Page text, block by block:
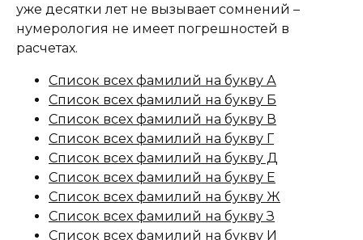
уже десятки лет не вызывает сомнений –
нумерология не имеет погрешностей в
расчетах.
Список всех фамилий на букву А
Список всех фамилий на букву Б
Список всех фамилий на букву В
Список всех фамилий на букву Г
Список всех фамилий на букву Д
Список всех фамилий на букву Е
Список всех фамилий на букву Ж
Список всех фамилий на букву З
Список всех фамилий на букву И